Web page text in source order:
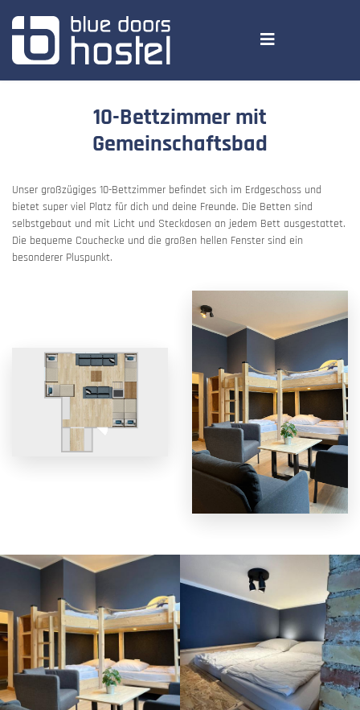
10-Bettzimmer mit
Gemeinschaftsbad
Unser großzügiges 10-Bettzimmer befindet sich im Erdgeschoss und
bietet super viel Platz für dich und deine Freunde. Die Betten sind
selbstgebaut und mit Licht und Steckdosen an jedem Bett ausgestattet.
Die bequeme Couchecke und die großen hellen Fenster sind ein
besonderer Pluspunkt.